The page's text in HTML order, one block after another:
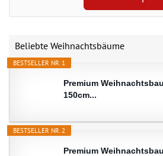
Beliebte Weihnachtsbäume
BESTSELLER NR. 1
Premium
150cm...
BESTSELLER NR. 2
Premium